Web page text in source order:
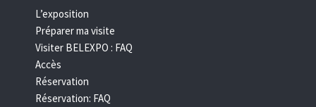
L’exposition
Préparer ma visite
Visiter BELEXPO : FAQ
Accès
Réservation
Réservation: FAQ